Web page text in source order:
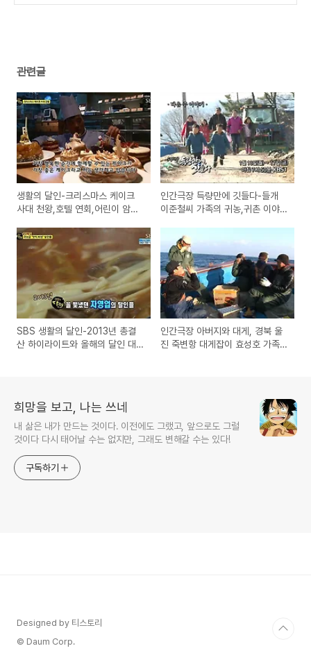
관련글
생활의 달인-크리스마스 케이크
사대 천왕,호텔 연회,어린이 암산
인간극장 득량만에 깃들다-들개
이준철씨 가족의 귀농,귀촌 이야
SBS 생활의 달인-2013년 총결
산 하이라이트와 올해의 달인 대
인간극장 아버지와 대게, 경북 울
진 죽변항 대게잡이 효성호 가족
희망을 보고, 나는 쓰네
내 삶은 내가 만드는 것이다. 이전에도 그랬고, 앞으로도 그럴
것이다 다시 태어날 수는 없지만, 그래도 변해갈 수는 있다!
구독하기
Designed by 티스토리
© Daum Corp.